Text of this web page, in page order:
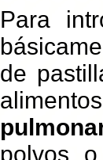
Para
de
polvos